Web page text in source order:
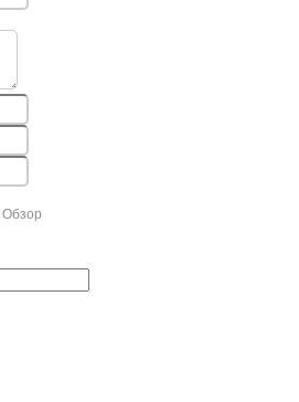
Обзор